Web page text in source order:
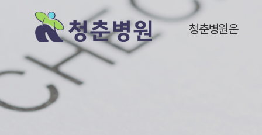
청춘병원은